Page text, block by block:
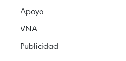
Apoyo
VNA
Publicidad